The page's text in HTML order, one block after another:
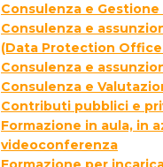
Consulenza e Gestione
Consulenza e
(Data Protection
Consulenza e
Consulenza e
Contributi pubblici e
Formazione in aula, in
videoconferenza